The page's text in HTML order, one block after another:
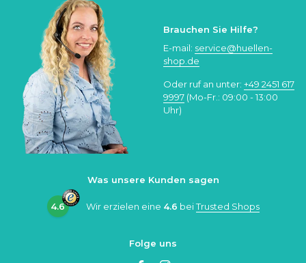
Brauchen Sie Hilfe?
E-mail: service@huellen-
shop.de
Oder ruf an unter: +49 2451 617
9997 (Mo-Fr.: 09:00 - 13:00
Uhr)
Was unsere Kunden sagen
4.6 Wir erzielen eine 4.6 beiTrusted Shops
Folge uns